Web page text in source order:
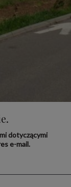
dotyczącymi
e-mail.